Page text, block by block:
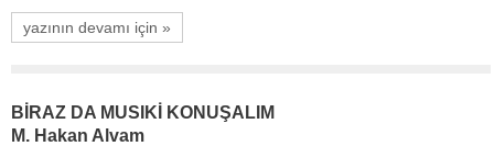
yazının devamı için »
BİRAZ DA MUSIKİ KONUŞALIM
M. Hakan Alvam